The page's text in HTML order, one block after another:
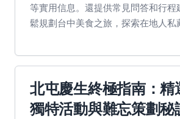
等實用信息。還提供常見問答和行程
鬆規劃台中美食之旅，探索在地人私
北屯慶生終極指南：精
獨特活動與難忘策劃秘